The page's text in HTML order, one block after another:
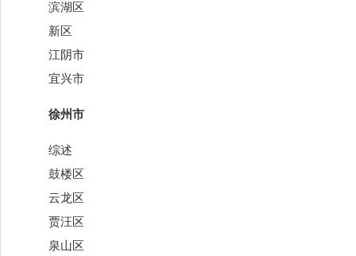
滨湖区
新区
江阴市
宜兴市
徐州市
综述
鼓楼区
云龙区
贾汪区
泉山区